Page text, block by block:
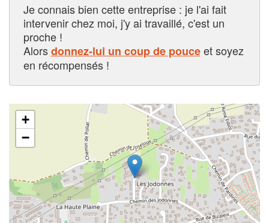
Je connais bien cette entreprise : je l'ai fait
intervenir chez moi, j'y ai travaillé, c'est un
proche !
Alorsdonnez-lui un coup de pouceet soyez
en récompensés !
+
−